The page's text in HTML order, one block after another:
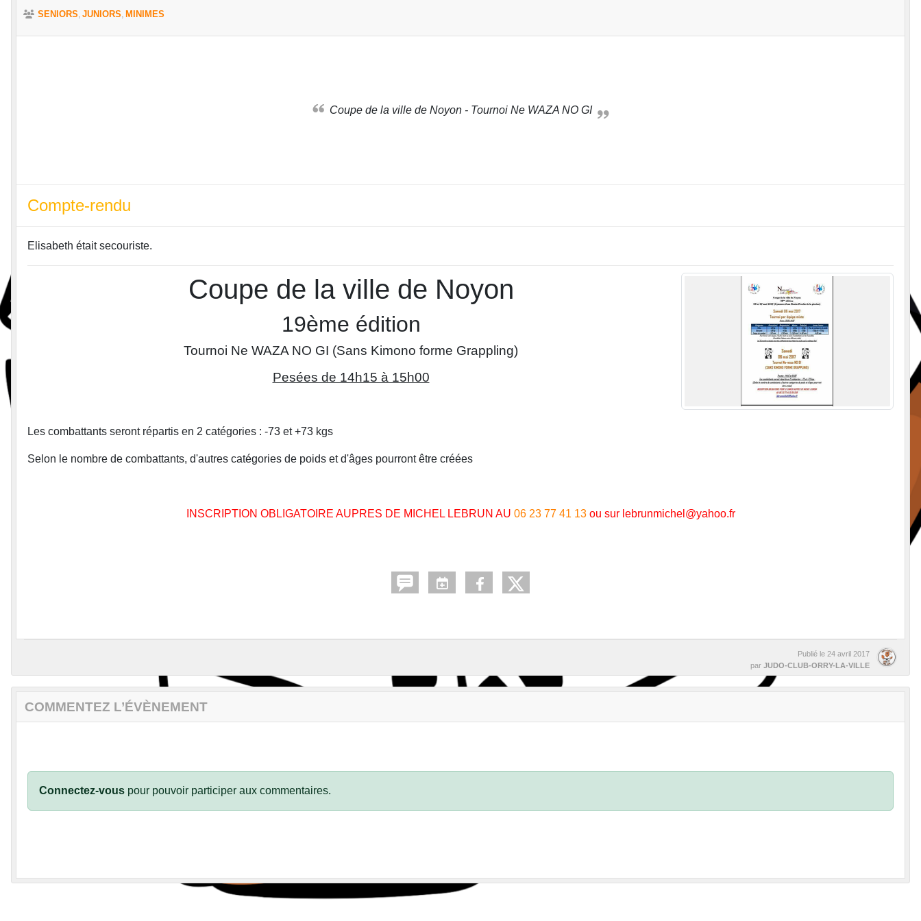
SENIORS JUNIORS MINIMES
Coupe de la ville de Noyon - Tournoi Ne WAZA NO GI
Compte-rendu
Elisabeth était secouriste.
Coupe de la ville de Noyon
19ème édition
Tournoi Ne WAZA NO GI (Sans Kimono forme Grappling)
Pesées de 14h15 à 15h00
Les combattants seront répartis en 2 catégories : -73 et +73 kgs
Selon le nombre de combattants, d'autres catégories de poids et d'âges pourront être créées
INSCRIPTION OBLIGATOIRE AUPRES DE MICHEL LEBRUN AU 06 23 77 41 13ou sur lebrunmichel@yahoo.fr
Publié le 24 avril 2017
par JUDO-CLUB-ORRY-LA-VILLE
COMMENTEZ L’ÉVÈNEMENT
Connectez-vous pour pouvoir participer aux commentaires.